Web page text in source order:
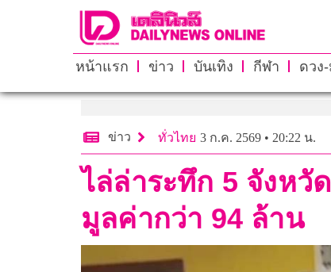
หน้าแรก ข่าว บันเทิง กีฬา ดวง
ข่าว ทั่วไทย 3 ก.ค. 2569 • 20:22 น.
ไล่ล่าระทึก 5 จังหวั
มูลค่ากว่า 94 ล้าน